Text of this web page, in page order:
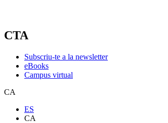
CTA
Subscriu-te a la newsletter
eBooks
Campus virtual
CA
ES
CA